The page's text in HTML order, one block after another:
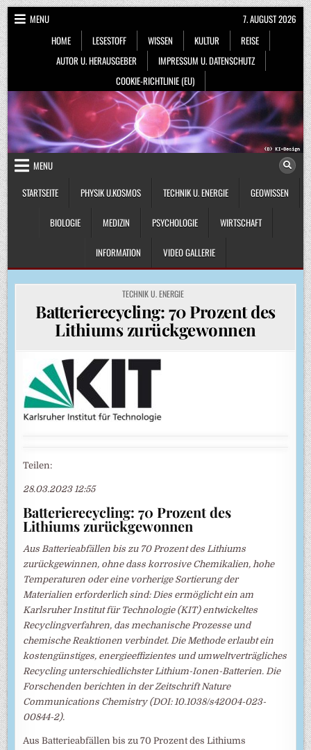
Skip
to
content
MENU
HOME
LESESTOFF WISSEN KULTUR
REISE
AUTOR U. HERAUSGEBER
IMPRESSUM U. DATENSCHUTZ
COOKIE-RICHTLINIE (EU)
7. AUGUST 2026
MENU
STARTSEITE
PHYSIK U.KOSMOS TECHNIK U. ENERGIE GEOWISSEN
BIOLOGIE MEDIZIN PSYCHOLOGIE WIRTSCHAFT
INFORMATION VIDEO GALLERIE
POSTED
IN
TECHNIK U. ENERGIE
Batterierecycling: 70 Prozent des
Lithiums zurückgewonnen
Teilen:
28.03.2023 12:55
Batterierecycling: 70 Prozent des
Lithiums zurückgewonnen
Aus Batterieabfällen bis zu 70 Prozent des Lithiums
zurückgewinnen, ohne dass korrosive Chemikalien, hohe
Temperaturen oder eine vorherige Sortierung der
Materialien erforderlich sind: Dies ermöglicht ein am
Karlsruher Institut für Technologie (KIT) entwickeltes
Recyclingverfahren, das mechanische Prozesse und
chemische Reaktionen verbindet. Die Methode erlaubt ein
kostengünstiges, energieeffizientes und umweltverträgliches
Recycling unterschiedlichster Lithium-Ionen-Batterien. Die
Forschenden berichten in der Zeitschrift Nature
Communications Chemistry (DOI: 10.1038/s42004-023-
00844-2).
Aus Batterieabfällen bis zu 70 Prozent des Lithiums